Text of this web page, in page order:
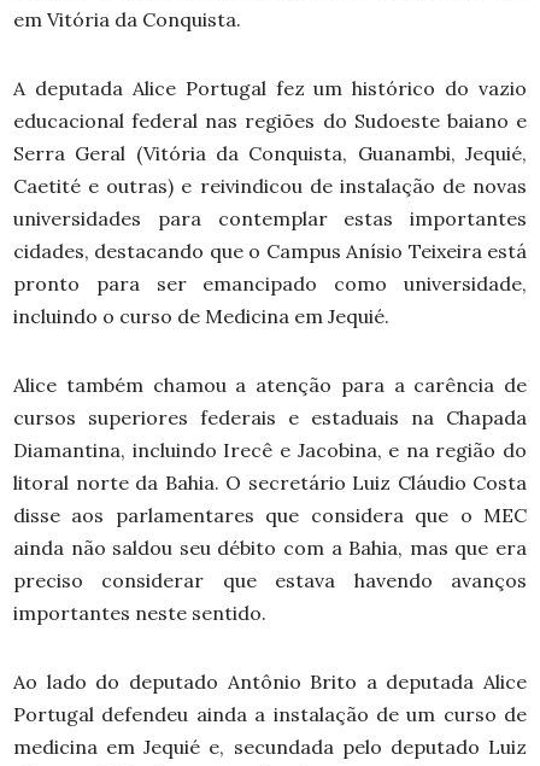
em Vitória da Conquista.
A deputada Alice Portugal fez um histórico do vazio
educacional federal nas regiões do Sudoeste baiano e
Serra Geral (Vitória da Conquista, Guanambi, Jequié,
Caetité e outras) e reivindicou de instalação de novas
universidades para contemplar estas importantes
cidades, destacando que o Campus Anísio Teixeira está
pronto para ser emancipado como universidade,
incluindo o curso de Medicina em Jequié.
Alice também chamou a atenção para a carência de
cursos superiores federais e estaduais na Chapada
Diamantina, incluindo Irecê e Jacobina, e na região do
litoral norte da Bahia. O secretário Luiz Cláudio Costa
disse aos parlamentares que considera que o MEC
ainda não saldou seu débito com a Bahia, mas que era
preciso considerar que estava havendo avanços
importantes neste sentido.
Ao lado do deputado Antônio Brito a deputada Alice
Portugal defendeu ainda a instalação de um curso de
medicina em Jequié e, secundada pelo deputado Luiz